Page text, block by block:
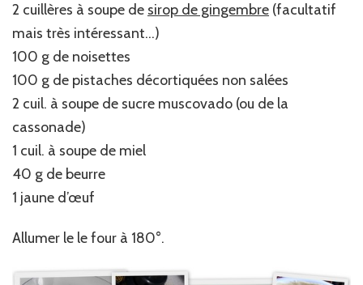
2 cuillères à soupe de sirop de gingembre (facultatif
mais très intéressant…)
100 g de noisettes
100 g de pistaches décortiquées non salées
2 cuil. à soupe de sucre muscovado (ou de la
cassonade)
1 cuil. à soupe de miel
40 g de beurre
1 jaune d’œuf
Allumer le le four à 180°.